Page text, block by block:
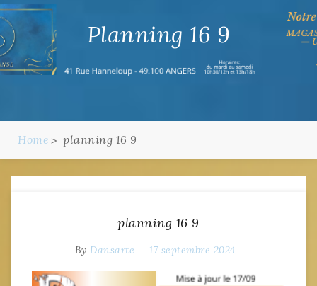
Planning 16 9
Home planning 16 9
planning 16 9
By Dansarte 17 septembre 2024